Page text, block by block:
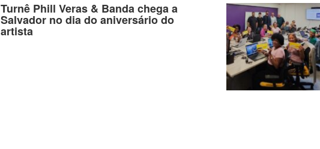
Turnê Phill Veras & Banda chega a
Salvador no dia do aniversário do
artista